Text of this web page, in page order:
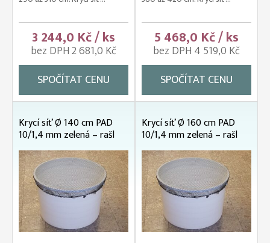
3 244,0 Kč / ks
bez DPH 2 681,0 Kč
SPOČÍTAT CENU
5 468,0 Kč / ks
bez DPH 4 519,0 Kč
SPOČÍTAT CENU
Krycí síť Ø 140 cm PAD
10/1,4 mm zelená – rašl
Krycí síť Ø 160 cm PAD
10/1,4 mm zelená – rašl